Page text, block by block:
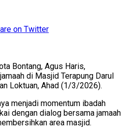
on Twitter
Bontang, Agus Haris,
di Masjid Terapung Darul
Loktuan, Ahad (1/3/2026).
menjadi momentum ibadah
dengan dialog bersama jamaah
area masjid.